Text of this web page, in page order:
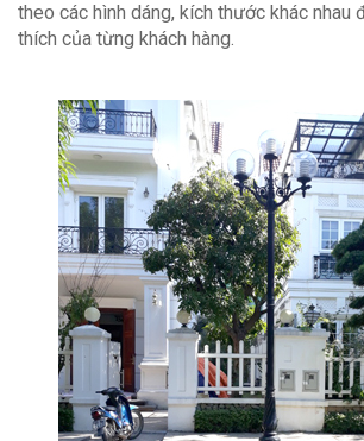
theo các hình dáng, kích thước khác nhau
thích của từng khách hàng.